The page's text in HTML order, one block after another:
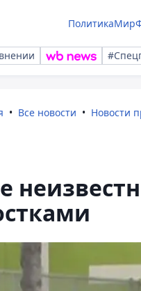
ПолитикаМир
Все новости Новости